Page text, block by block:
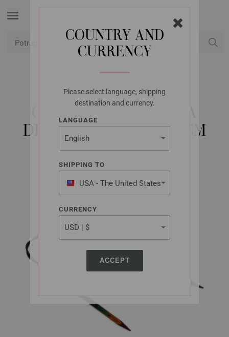
COUNTRY AND
CURRENCY
Please select language, shipping
destination and currency.
LANGUAGE
SHIPPING TO
USA - The United States
of America
CURRENCY
ACCEPT
LANA GROSSA
OKRUGLA IGLA BOJA
DRVO-DIZAJN 5,0/60CM